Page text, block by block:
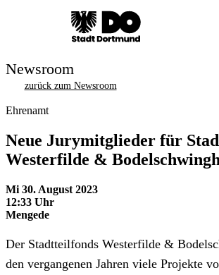
Newsroom
zurück zum Newsroom
Ehrenamt
Neue Jurymitglieder für
Westerfilde &
Mi 30. August 2023
12:33 Uhr
Mengede
Der Stadtteilfonds Westerfilde &
den vergangenen Jahren viele Projekte